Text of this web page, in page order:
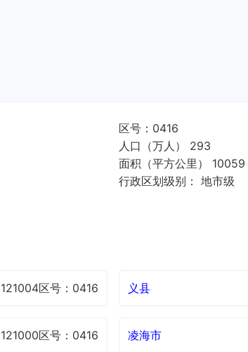
区号：0416
人口（万人） 293
面积（平方公里） 10059
行政区划级别： 地市级
区号：0416
区号：0416
义县
凌海市